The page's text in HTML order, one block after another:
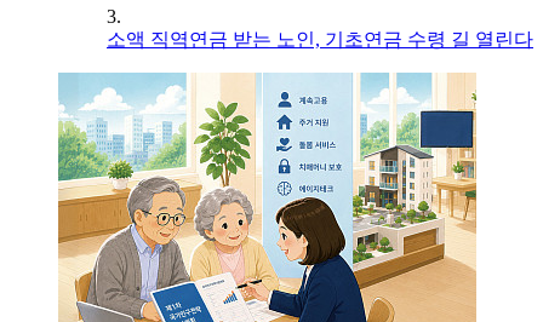
3.
소액 직역연금 받는 노인, 기초연금 수령 길 열린다